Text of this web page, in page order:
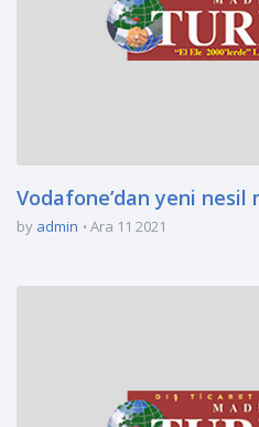
Vodafone’dan yeni nesil
by admin Ara 11 2021